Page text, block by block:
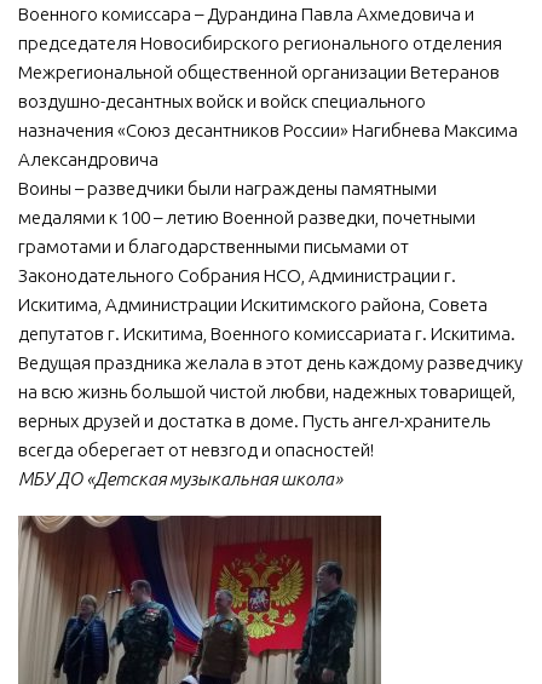
Независимая оценка качества
Контакты
Военного комиссара – Дурандина Павла Ахмедовича и
председателя Новосибирского регионального отделения
Межрегиональной общественной организации Ветеранов
воздушно-десантных войск и войск специального
назначения «Союз десантников России» Нагибнева Максима
Александровича
Воины – разведчики были награждены памятными
медалями к 100 – летию Военной разведки, почетными
грамотами и благодарственными письмами от
Законодательного Собрания НСО, Администрации г.
Искитима, Администрации Искитимского района, Совета
депутатов г. Искитима, Военного комиссариата г. Искитима.
Ведущая праздника желала в этот день каждому разведчику
на всю жизнь большой чистой любви, надежных товарищей,
верных друзей и достатка в доме. Пусть ангел-хранитель
всегда оберегает от невзгод и опасностей!
МБУ ДО «Детская музыкальная школа»